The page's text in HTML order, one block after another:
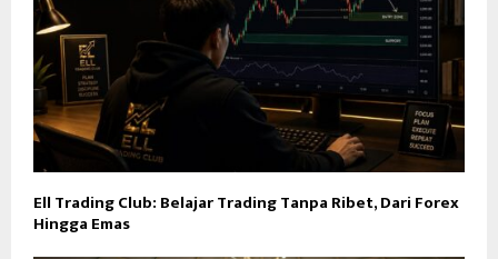
Ell Trading Club: Belajar Trading Tanpa Ribet, Dari Forex
Hingga Emas